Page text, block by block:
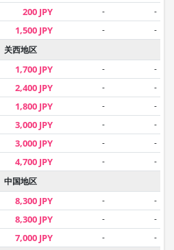
200 JPY -
-
1,500 JPY -
-
关西地区
1,700 JPY -
-
2,400 JPY -
-
1,800 JPY -
-
3,000 JPY -
-
3,000 JPY -
-
4,700 JPY -
-
中国地区
8,300 JPY -
-
8,300 JPY -
-
7,000 JPY -
-